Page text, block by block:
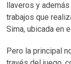
llaveros y
trabajos que
Sima, ubicada en
Pero la principal